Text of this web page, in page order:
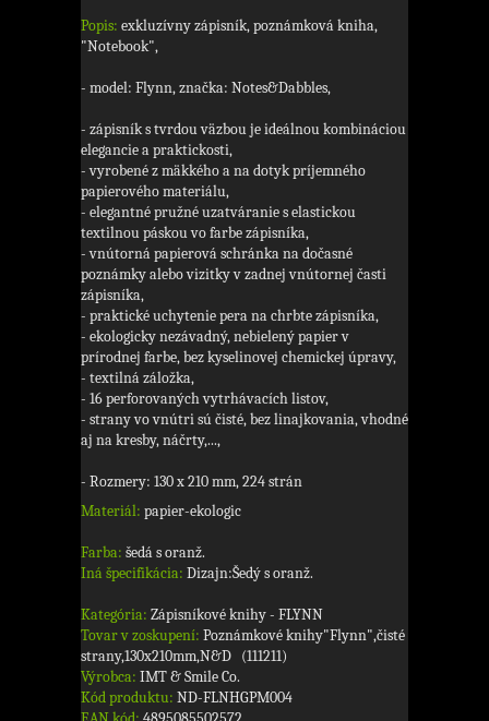
Popis: exkluzívny zápisník, poznámková kniha,
"Notebook",
- model: Flynn, značka: Notes&Dabbles,
- zápisník s tvrdou väzbou je ideálnou kombináciou
elegancie a praktickosti,
- vyrobené z mäkkého a na dotyk príjemného
papierového materiálu,
- elegantné pružné uzatváranie s elastickou
textilnou páskou vo farbe zápisníka,
- vnútorná papierová schránka na dočasné
poznámky alebo vizitky v zadnej vnútornej časti
zápisníka,
- praktické uchytenie pera na chrbte zápisníka,
- ekologicky nezávadný, nebielený papier v
prírodnej farbe, bez kyselinovej chemickej úpravy,
- textilná záložka,
- 16 perforovaných vytrhávacích listov,
- strany vo vnútri sú čisté, bez linajkovania, vhodné
aj na kresby, náčrty,...,
- Rozmery: 130 x 210 mm, 224 strán
Materiál: papier-ekologic
Farba: šedá s oranž.
Iná špecifikácia: Dizajn:Šedý s oranž.
Kategória: Zápisníkové knihy - FLYNN
Tovar v zoskupení: Poznámkové knihy"Flynn",čisté
strany,130x210mm,N&D (111211)
Výrobca: IMT & Smile Co.
Kód produktu: ND-FLNHGPM004